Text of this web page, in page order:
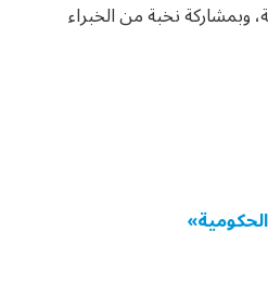
وبمشاركة نخبة من الخبراء